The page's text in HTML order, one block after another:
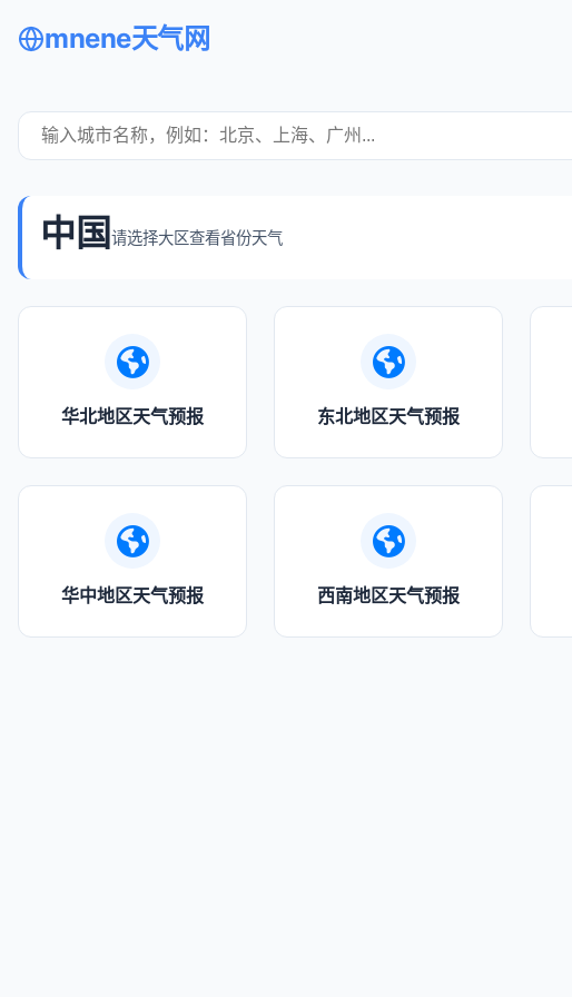
mnene天气网
中国 请选择大区查看省份天气
华北地区天气预报 东北地区天气预报
华中地区天气预报 西南地区天气预报